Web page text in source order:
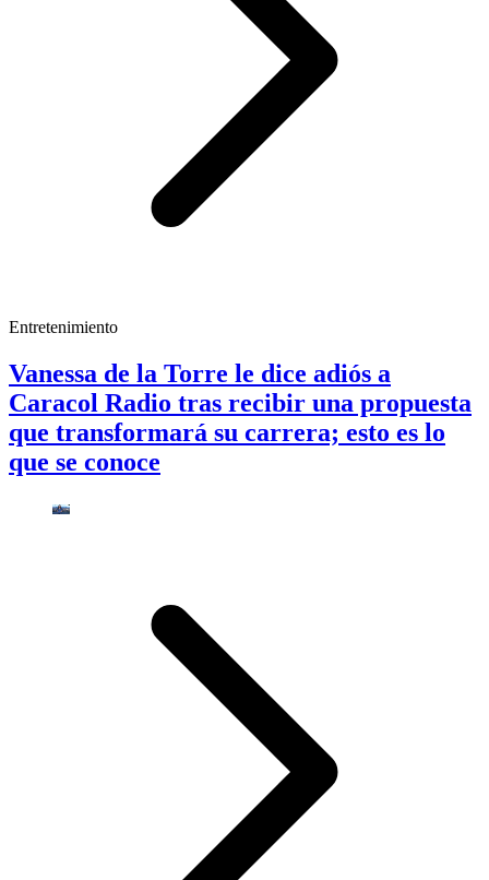
Entretenimiento
Vanessa de la Torre le dice adiós a
Caracol Radio tras recibir una propuesta
que transformará su carrera; esto es lo
que se conoce